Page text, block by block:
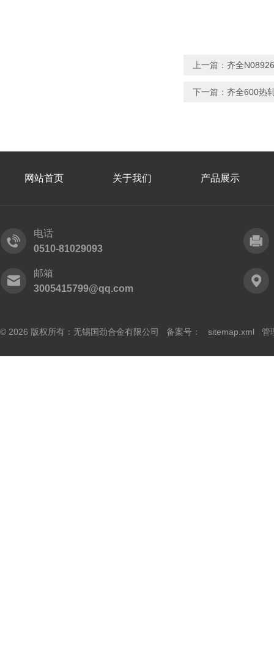
上一篇： 齐全
下一篇： 齐全600热
网站首页 关于我们 产品展示
电话
0510-81029093
邮箱
3005415799@qq.com
© 2026 版权所有：无锡国劲合金有限公司 备案号： sitemap.xml 管